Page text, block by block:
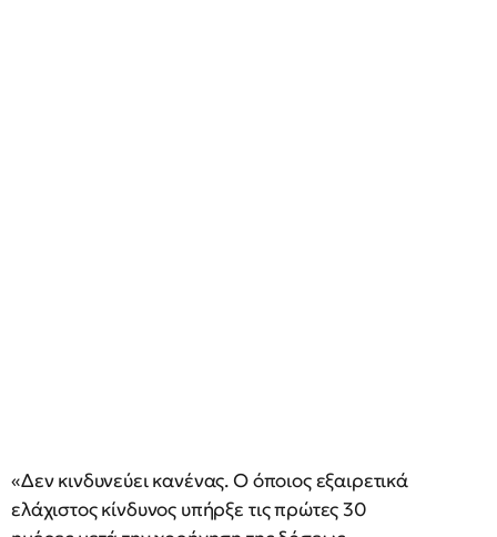
«Δεν κινδυνεύει κανένας. Ο όποιος εξαιρετικά
ελάχιστος κίνδυνος υπήρξε τις πρώτες 30